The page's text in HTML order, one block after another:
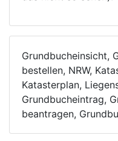
Grundbucheinsicht,
bestellen, NRW,
Katasterplan,
Grundbucheintrag,
beantragen,